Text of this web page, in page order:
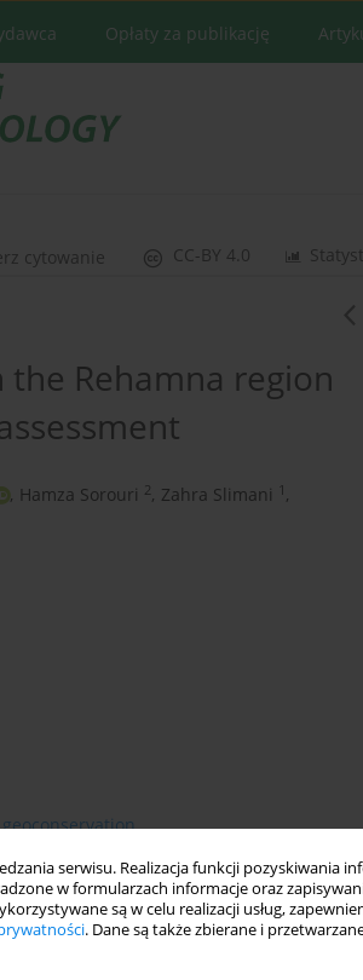
serwisu. Realizacja funkcji pozyskiwania
w formularzach informacje oraz
są w celu realizacji usług,
. Dane są także zbierane i
Opłaty za publikację
CC-BY 4.0
cytowanie
Rehamna region
, Hamza Sorouri 2, Zahra Slimani 1 ,
geoconservation